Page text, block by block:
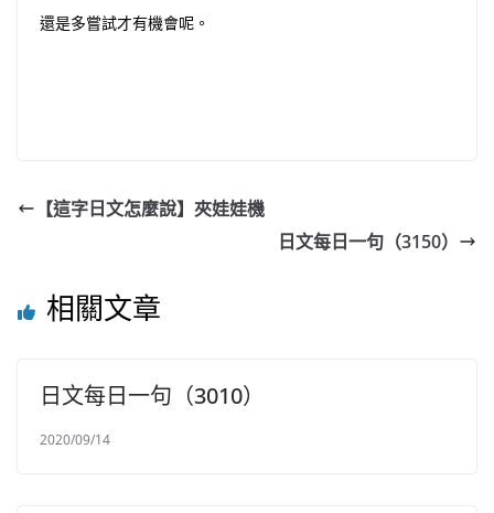
還是多嘗試才有機會呢。
【這字日文怎麼說】夾娃娃機
日文每日一句（3150）
相關文章
日文每日一句（3010）
2020/09/14